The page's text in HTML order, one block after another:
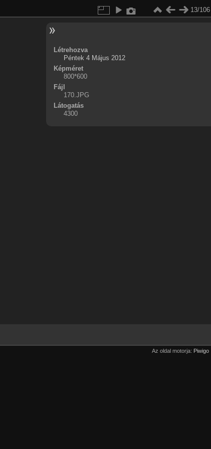
13/106
Létrehozva
Péntek 4 Május 2012
Képméret
800*600
Fájl
170.JPG
Látogatás
4300
Az oldal motorja: Piwigo